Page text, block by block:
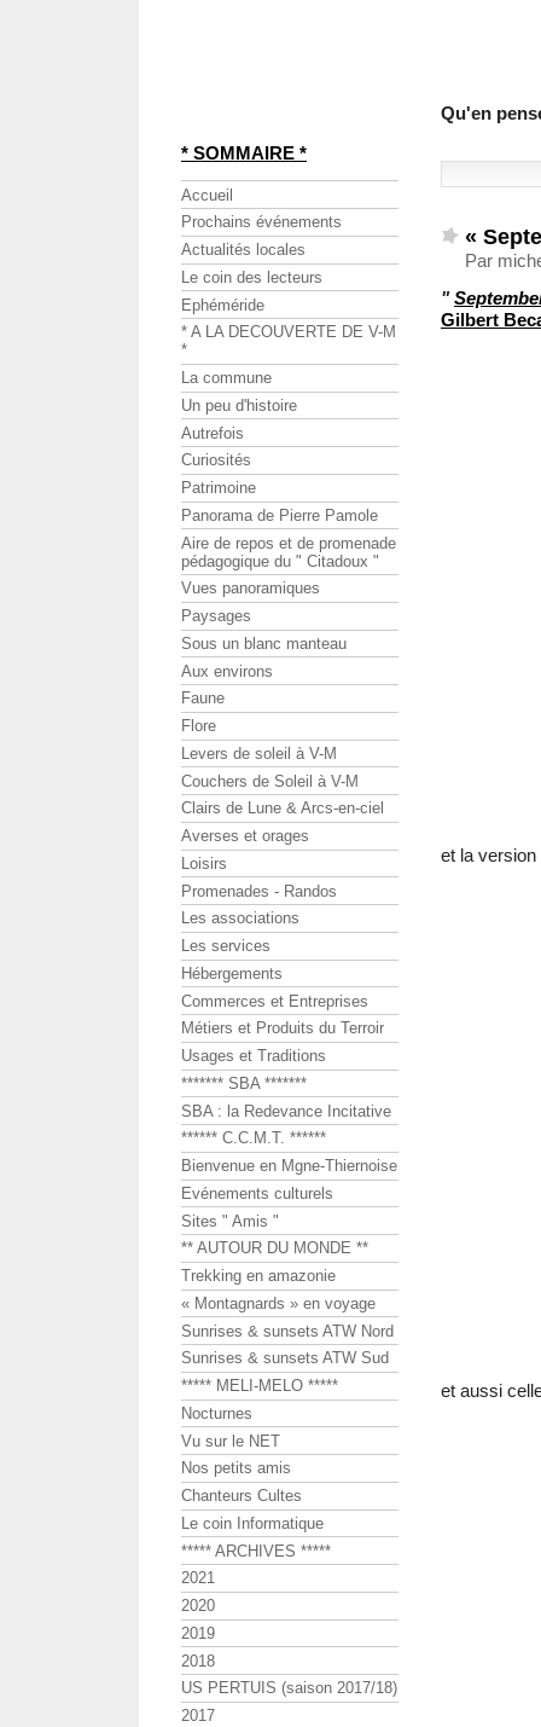
Qu'en
«
Par
"
Gilbert
et la
et aussi
* SOMMAIRE *
Accueil
Prochains événements
Actualités locales
Le coin des lecteurs
Ephéméride
* A LA DECOUVERTE DE V-M
*
La commune
Un peu d'histoire
Autrefois
Curiosités
Patrimoine
Panorama de Pierre Pamole
Aire de repos et de promenade
pédagogique du " Citadoux "
Vues panoramiques
Paysages
Sous un blanc manteau
Aux environs
Faune
Flore
Levers de soleil à V-M
Couchers de Soleil à V-M
Clairs de Lune & Arcs-en-ciel
Averses et orages
Loisirs
Promenades - Randos
Les associations
Les services
Hébergements
Commerces et Entreprises
Métiers et Produits du Terroir
Usages et Traditions
******* SBA *******
SBA : la Redevance Incitative
****** C.C.M.T. ******
Bienvenue en Mgne-Thiernoise
Evénements culturels
Sites " Amis "
** AUTOUR DU MONDE **
Trekking en amazonie
« Montagnards » en voyage
Sunrises & sunsets ATW Nord
Sunrises & sunsets ATW Sud
***** MELI-MELO *****
Nocturnes
Vu sur le NET
Nos petits amis
Chanteurs Cultes
Le coin Informatique
***** ARCHIVES *****
2021
2020
2019
2018
US PERTUIS (saison 2017/18)
2017